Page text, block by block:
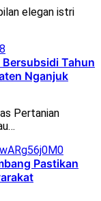
elegan istri
Bersubsidi Tahun
Nganjuk
Pertanian
Pastikan